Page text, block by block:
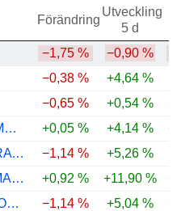
Förändring
Utveckling
5 d
−1,75 % −0,90 %
−0,38 % +4,64 %
−0,65 % +0,54 %
BANK OF NEW YORK MELLON CORPORATION (THE)
+0,05 % +4,14 %
BROOKFIELD CORPORATION
−1,14 % +5,26 %
BROOKFIELD ASSET MANAGEMENT LTD.
+0,92 % +11,90 %
STATE STREET CORPORATION
−1,14 % +5,04 %